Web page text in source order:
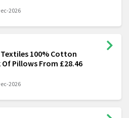
2026
100% Cotton
Pillows From £28.46
2026